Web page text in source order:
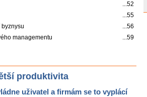
...52
...55
byznysu
...56
managementu
...59
produktivita
uživatel a firmám se to vyplácí